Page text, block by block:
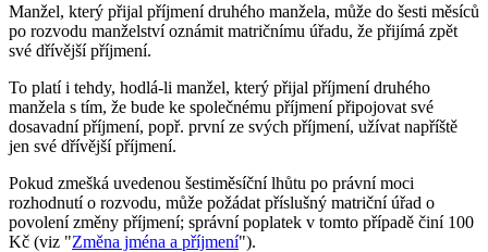
Manžel, který přijal příjmení druhého manžela, může do šesti měsíců
po rozvodu manželství oznámit matričnímu úřadu, že přijímá zpět
své dřívější příjmení.
To platí i tehdy, hodlá-li manžel, který přijal příjmení druhého
manžela s tím, že bude ke společnému příjmení připojovat své
dosavadní příjmení, popř. první ze svých příjmení, užívat napříště
jen své dřívější příjmení.
Pokud zmešká uvedenou šestiměsíční lhůtu po právní moci
rozhodnutí o rozvodu, může požádat příslušný matriční úřad o
povolení změny příjmení; správní poplatek v tomto případě činí 100
Kč (viz "Změna jména a příjmení").